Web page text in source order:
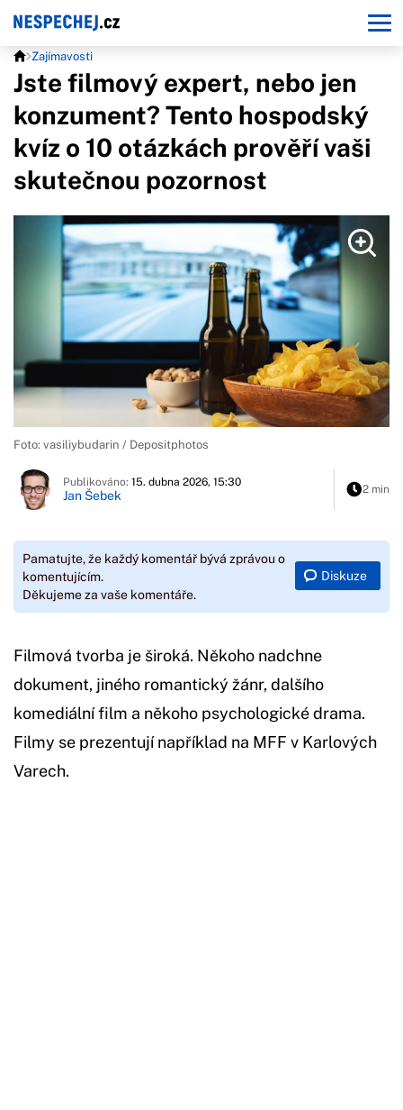
Zajímavosti
Jste filmový expert, nebo jen
konzument? Tento hospodský
kvíz o 10 otázkách prověří vaši
skutečnou pozornost
Foto: vasiliybudarin / Depositphotos
Publikováno: 15. dubna 2026, 15:30
Jan Šebek 2 min
Pamatujte, že každý komentář bývá zprávou o
komentujícím.
Děkujeme za vaše komentáře.
Diskuze
Filmová tvorba je široká. Někoho nadchne
dokument, jiného romantický žánr, dalšího
komediální film a někoho psychologické drama.
Filmy se prezentují například na MFF v Karlových
Varech.